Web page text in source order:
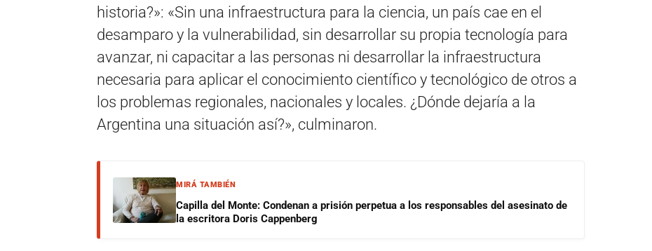
historia?»: «Sin una infraestructura para la ciencia, un país cae en el
desamparo y la vulnerabilidad, sin desarrollar su propia tecnología para
avanzar, ni capacitar a las personas ni desarrollar la infraestructura
necesaria para aplicar el conocimiento científico y tecnológico de otros a
los problemas regionales, nacionales y locales. ¿Dónde dejaría a la
Argentina una situación así?», culminaron.
MIRÁ TAMBIÉN
Capilla del Monte: Condenan a prisión perpetua a los responsables del asesinato de
la escritora Doris Cappenberg